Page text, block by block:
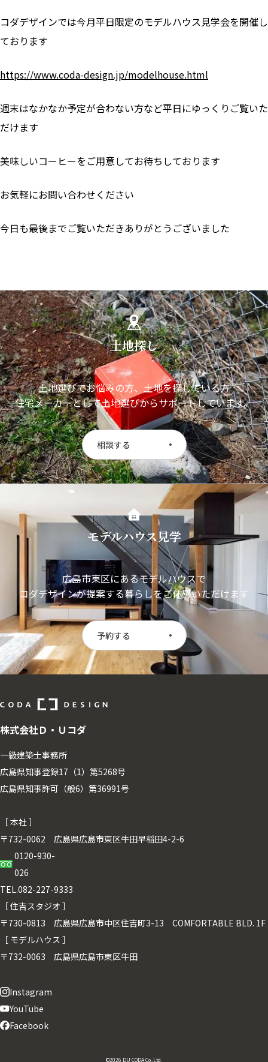
コダデザインでは今月平日限定のモデルハウス見学会を開催し
ております
https://www.coda-design.jp/modelhouse.html
週末はなかなか予定が合わない方など平日にゆっくりご覧いた
だけます
美味しいコーヒーをご用意してお待ちしております
お気軽にお問い合わせください
今日も最後までご覧いただきありがとうございました
土地探し
土地選びでお悩みの方、土地を探している方
住宅メーカーとして土地選びからサポートしています。
相談する
モデルハウス見学
広島市東区にあるモデルハウスで
コダデザインが提案する暮らしをご体感いただけます
予約する
株式会社Ｄ・Ｕコダ
一級建築士事務所
広島県知事登録17（1）第5268号
広島県知事許可（般6）第36991号
［ 本社 ］
〒732-0062 広島県広島市東区牛田早稲田4-2-6
0120-930-
026
TEL.082-227-9333
［ 住吉スタジオ ］
〒730-0813 広島県広島市中区住吉町3-13 COMFORTABLE BLD. 1F
［ モデルハウス ］
〒732-0063 広島県広島市東区牛田
Instagram
YouTube
Facebook
©2026 DU CODA Co.,Ltd.